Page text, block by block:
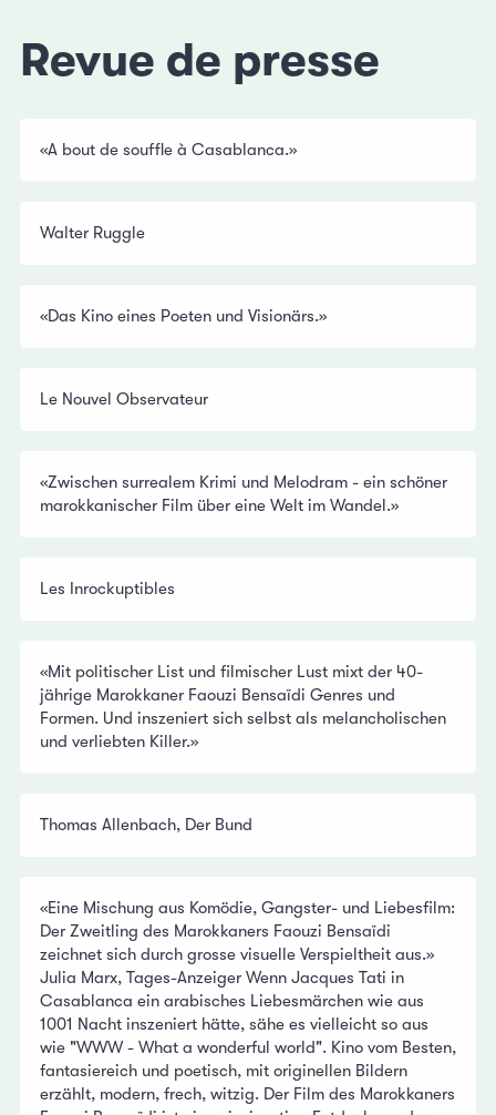
Revue de presse
«A bout de souffle à Casablanca.»
Walter Ruggle
«Das Kino eines Poeten und Visionärs.»
Le Nouvel Observateur
«Zwischen surrealem Krimi und Melodram - ein schöner
marokkanischer Film über eine Welt im Wandel.»
Les Inrockuptibles
«Mit politischer List und filmischer Lust mixt der 40-
jährige Marokkaner Faouzi Bensaïdi Genres und
Formen. Und inszeniert sich selbst als melancholischen
und verliebten Killer.»
Thomas Allenbach, Der Bund
«Eine Mischung aus Komödie, Gangster- und Liebesfilm:
Der Zweitling des Marokkaners Faouzi Bensaïdi
zeichnet sich durch grosse visuelle Verspieltheit aus.»
Julia Marx, Tages-Anzeiger Wenn Jacques Tati in
Casablanca ein arabisches Liebesmärchen wie aus
1001 Nacht inszeniert hätte, sähe es vielleicht so aus
wie "WWW - What a wonderful world". Kino vom Besten,
fantasiereich und poetisch, mit originellen Bildern
erzählt, modern, frech, witzig. Der Film des Marokkaners